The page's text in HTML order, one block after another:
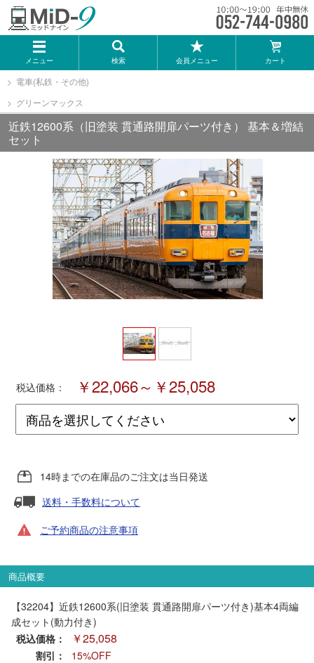
メニュー 検索 会員メニュー カート
メーカー一覧
TOMIX
KATO
GREENMAX
トミーテック
マイクロエース
Bトレインショーティー
MODEMO(モデモ)
さんけい
天賞堂
セール商品
電車(私鉄・その他)
グリーンマックス
近鉄12600系（旧塗装 貫通路開扉パーツ付き） 基本＆増結
セット
税込価格： ￥22,066～￥25,058
14時までの在庫品のご注文は当日発送
送料・手数料について
ご予約商品の注意事項
商品概要
【32204】近鉄12600系(旧塗装 貫通路開扉パーツ付き)基本4両編
成セット(動力付き)
税込価格：
￥25,058
割引：
15%OFF